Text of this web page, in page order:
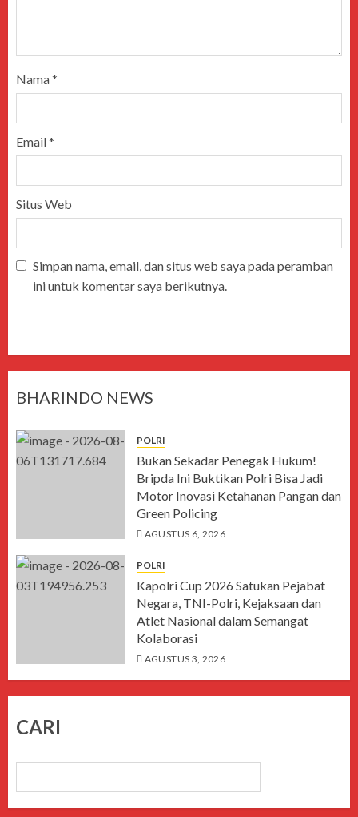
Nama*
Email*
Situs Web
Simpan nama, email, dan situs web saya pada peramban
ini untuk komentar saya berikutnya.
BHARINDO NEWS
POLRI
Bukan Sekadar Penegak Hukum!
Bripda Ini Buktikan Polri Bisa Jadi
Motor Inovasi Ketahanan Pangan dan
Green Policing
AGUSTUS 6, 2026
POLRI
Kapolri Cup 2026 Satukan Pejabat
Negara, TNI-Polri, Kejaksaan dan
Atlet Nasional dalam Semangat
Kolaborasi
AGUSTUS 3, 2026
CARI